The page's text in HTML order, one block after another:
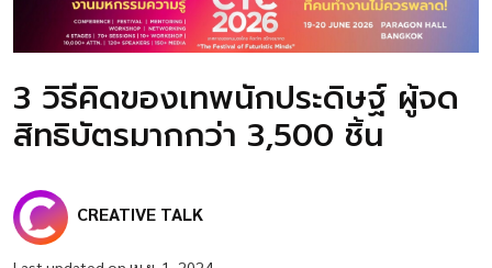
3 วิธีคิดของเทพนักประดิษฐ์ ผู้จด
สิทธิบัตรมากกว่า 3,500 ชิ้น
CREATIVE TALK